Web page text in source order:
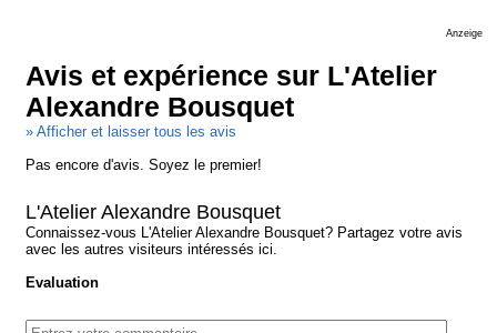
Anzeige
Avis et expérience sur L'Atelier
Alexandre Bousquet
» Afficher et laisser tous les avis
Pas encore d'avis. Soyez le premier!
L'Atelier Alexandre Bousquet
Connaissez-vous L'Atelier Alexandre Bousquet? Partagez votre avis
avec les autres visiteurs intéressés ici.
Evaluation